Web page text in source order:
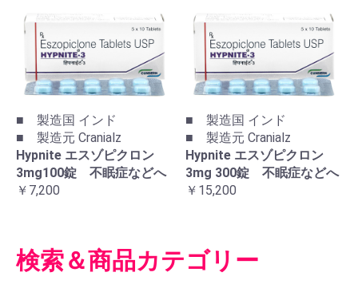
■ 製造国 インド
■ 製造元 Cranialz
Hypnite エスゾピクロン
3mg100錠 不眠症などへ
￥7,200
■ 製造国 インド
■ 製造元 Cranialz
Hypnite エスゾピクロン
3mg 300錠 不眠症などへ
￥15,200
検索＆商品カテゴリー